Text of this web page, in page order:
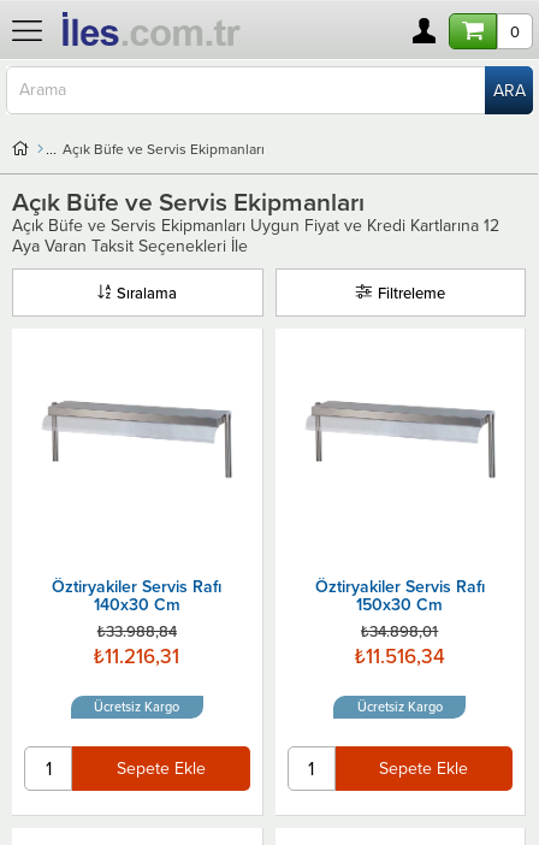
0
Açık Büfe ve Servis Ekipmanları
Açık Büfe ve Servis Ekipmanları
Açık Büfe ve Servis Ekipmanları Uygun Fiyat ve Kredi Kartlarına 12
Aya Varan Taksit Seçenekleri İle
Filtreleme
Sıralama
Öztiryakiler Servis Rafı
140x30 Cm
₺11.216,31
₺33.988,84
Sepete Ekle
Ücretsiz Kargo
Öztiryakiler Servis Rafı
150x30 Cm
₺11.516,34
₺34.898,01
Sepete Ekle
Ücretsiz Kargo